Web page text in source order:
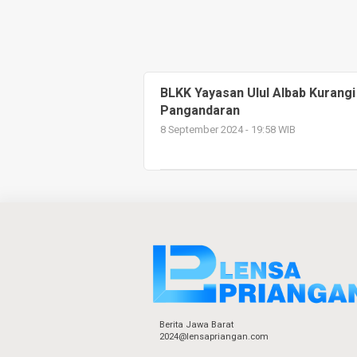
BLKK Yayasan Ulul Albab
Pangandaran
8 September 2024 - 19:58 WIB
Berita Jawa Barat
2024@lensapriangan.com